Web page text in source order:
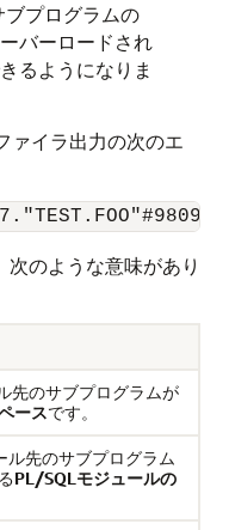
プログラムの
バーロードされ
るようになりま
ァイラ出力の次のエ
のような意味があり
先のサブプログラムが
ースです。
ル先のサブプログラム
PL/SQLモジュールの